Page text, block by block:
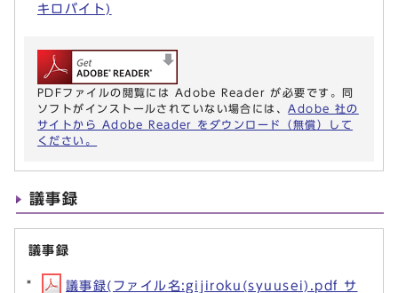
キロバイト)
PDFファイルの閲覧には Adobe Reader が必要です。同
ソフトがインストールされていない場合には、 Adobe 社の
サイトから Adobe Reader をダウンロード（無償）して
ください。
議事録
議事録
議事録(ファイル名:gijiroku(syuusei).pdf サ